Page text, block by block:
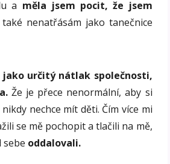
a měla jsem pocit, že jsem
nenatřásám jako tanečnice
určitý nátlak společnosti,
Že je přece nenormální, aby si
nikdy nechce mít děti. Čím více mi
se mě pochopit a tlačili na mě,
sebe oddalovali.